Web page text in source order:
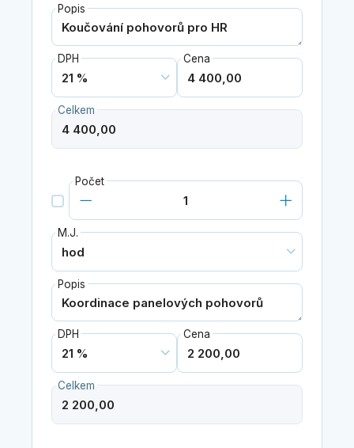
Popis
DPH Cena
Celkem
Počet
M.J.
Popis
DPH Cena
Celkem